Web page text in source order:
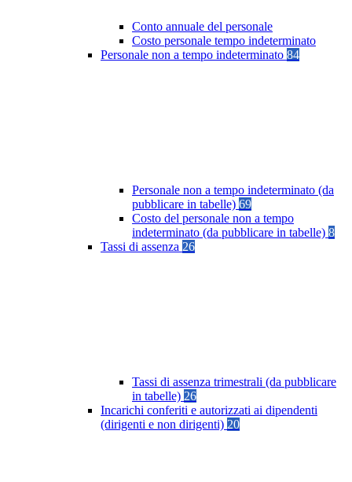
Conto annuale del personale
Costo personale tempo indeterminato
Personale non a tempo indeterminato 84
Personale non a tempo indeterminato (da
pubblicare in tabelle) 69
Costo del personale non a tempo
indeterminato (da pubblicare in tabelle) 8
Tassi di assenza 26
Tassi di assenza trimestrali (da pubblicare
in tabelle) 26
Incarichi conferiti e autorizzati ai dipendenti
(dirigenti e non dirigenti) 20